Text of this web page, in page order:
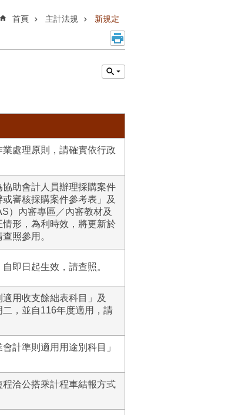
首頁 主計法規 新規定
處理原則，請確實依行政
助會計人員辦理採購案件
審核採購案件參考表」及
）內審專區／內審教材及
形，為利時效，將更新於
照參用。
即日起生效，請查照。
用收支餘絀表科目」及
二，並自116年度適用，請
計準則適用用途別科目」
洽公搭乘計程車結報方式